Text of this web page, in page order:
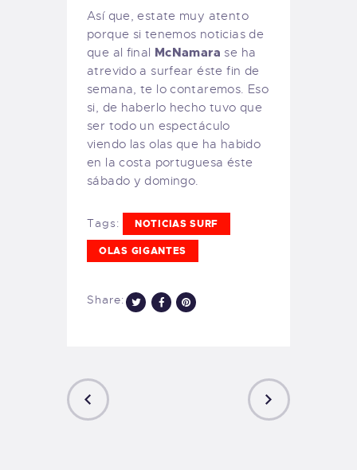
Así que, estate muy atento
porque si tenemos noticias de
que al final McNamara se ha
atrevido a surfear éste fin de
semana, te lo contaremos. Eso
si, de haberlo hecho tuvo que
ser todo un espectáculo
viendo las olas que ha habido
en la costa portuguesa éste
sábado y domingo.
Tags: NOTICIAS SURF
OLAS GIGANTES
Share: